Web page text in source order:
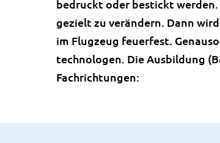
bedruckt oder bestickt werden.
gezielt zu verändern. Dann
im Flugzeug feuerfest.
technologen. Die Ausbildung
Fachrichtungen: